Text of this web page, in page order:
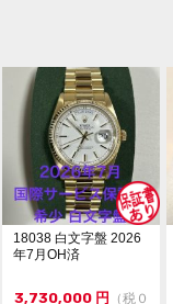
子
保証期間 なし
状態
・
・
環
に
小キ
ズ等
ガ
な
※オ
18038 白文字盤 2026
年7月OH済
3,730,000 円 （税０